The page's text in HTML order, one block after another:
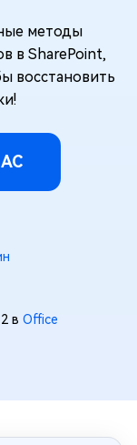
методы
в SharePoint,
восстановить
в Office